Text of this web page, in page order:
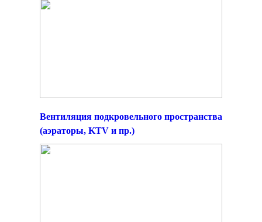
Вентиляция подкровельного пространства
(аэраторы, KTV и пр.)